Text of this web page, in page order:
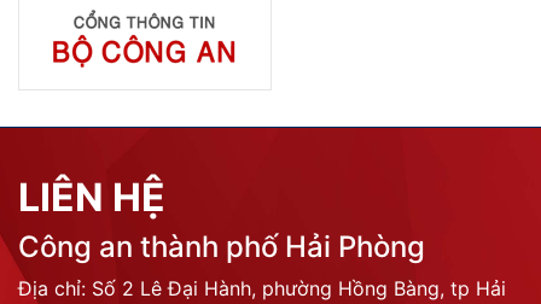
LIÊN HỆ
Công an thành phố Hải Phòng
Địa chỉ: Số 2 Lê Đại Hành, phường Hồng Bàng, tp Hải